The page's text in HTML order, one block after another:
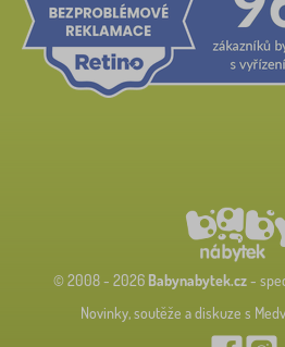
© 2008 - 2026 Babynabytek.cz-
Novinky, soutěže a diskuze s